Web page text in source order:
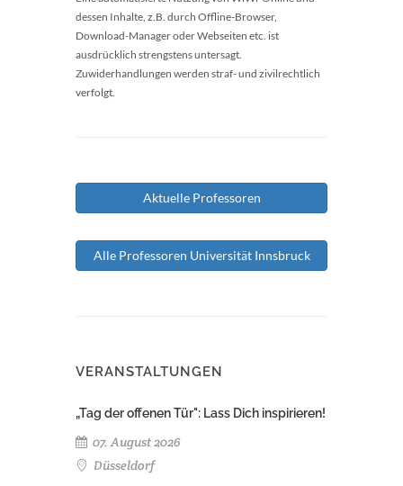
dessen Inhalte, z.B. durch Offline-Browser,
Download-Manager oder Webseiten etc. ist
ausdrücklich strengstens untersagt.
Zuwiderhandlungen werden straf- und zivilrechtlich
verfolgt.
Aktuelle Professoren
Alle Professoren Universität Innsbruck
VERANSTALTUNGEN
„Tag der offenen Tür": Lass Dich inspirieren!
07. August 2026
Düsseldorf